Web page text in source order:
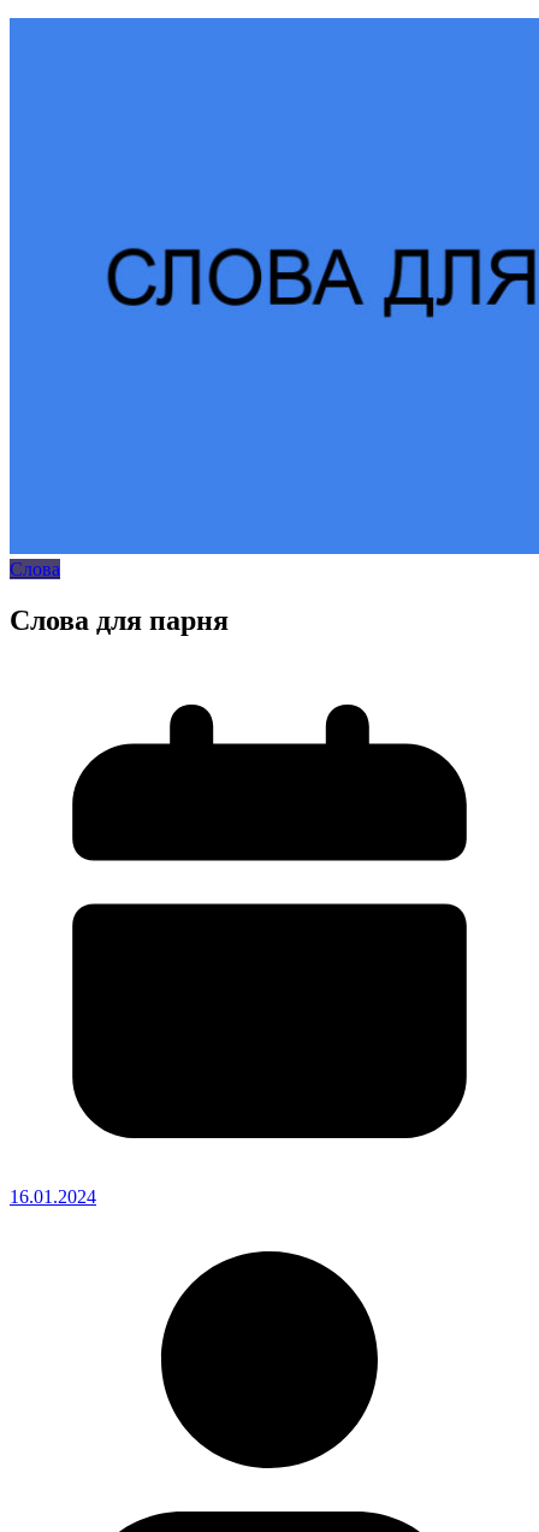
Слова
Слова для парня
16.01.2024